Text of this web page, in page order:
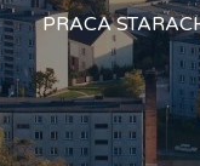
PRACA